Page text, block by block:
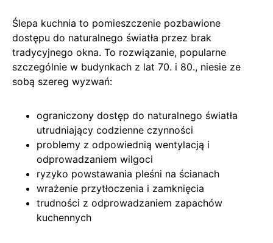
Ślepa kuchnia to pomieszczenie pozbawione
dostępu do naturalnego światła przez brak
tradycyjnego okna. To rozwiązanie, popularne
szczególnie w budynkach z lat 70. i 80., niesie ze
sobą szereg wyzwań:
ograniczony dostęp do naturalnego światła
utrudniający codzienne czynności
problemy z odpowiednią wentylacją i
odprowadzaniem wilgoci
ryzyko powstawania pleśni na ścianach
wrażenie przytłoczenia i zamknięcia
trudności z odprowadzaniem zapachów
kuchennych